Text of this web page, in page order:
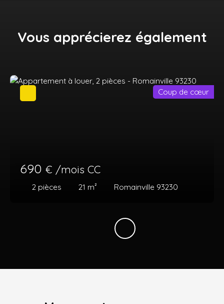
Vous apprécierez également
690 € /mois CC
2 pièces 21 m² Romainville 93230
Coup de cœur